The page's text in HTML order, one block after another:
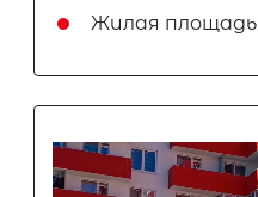
Жилая площадь